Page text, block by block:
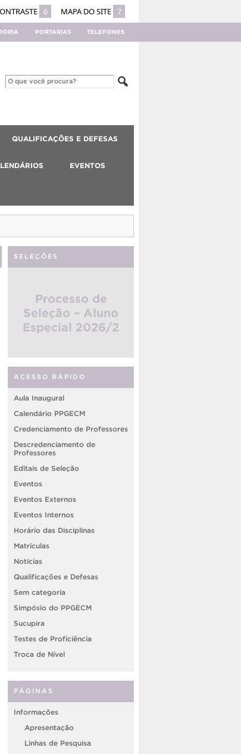
6 MAPA DO SITE 7
PORTARIAS TELEFONES
QUALIFICAÇÕES E DEFESAS
EVENTOS
SELEÇÕES
Processo de
Seleção – Aluno
Especial 2026/2
ACESSO RÁPIDO
Aula Inaugural
Calendário PPGECM
Credenciamento de Professores
Descredenciamento de
Professores
Editais de Seleção
Eventos
Eventos Externos
Eventos Internos
Horário das Disciplinas
Matrículas
Notícias
Qualificações e Defesas
Sem categoria
Simpósio do PPGECM
Sucupira
Testes de Proficiência
Troca de Nível
PÁGINAS
Informações
Apresentação
Linhas de Pesquisa